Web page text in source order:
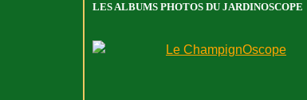
LES ALBUMS PHOTOS DU JARDINOSCOPE